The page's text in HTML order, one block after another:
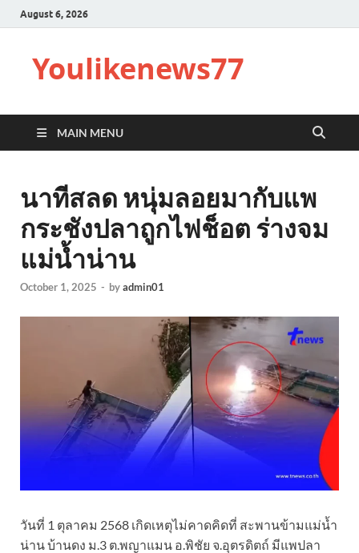
August 6, 2026
Youlikenews77
MAIN MENU
นาทีสลด หนุ่มลอยมากับแพ
กระชังปลาถูกไฟช็อต ร่างจม
แม่น้ำน่าน
October 1, 2025 - byadmin01
วันที่ 1 ตุลาคม 2568 เกิดเหตุไม่คาดคิดที่ สะพานข้ามแม่น้ำ
น่าน บ้านดง ม.3 ต.พญาแมน อ.พิชัย จ.อุตรดิตถ์ มีแพปลา